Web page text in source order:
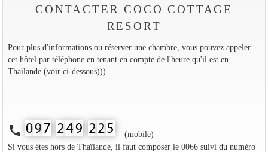
CONTACTER COCO COTTAGE
RESORT
Pour plus d'informations ou réserver une chambre, vous pouvez appeler
cet hôtel par téléphone en tenant en compte de l'heure qu'il est en
Thaïlande (voir ci-dessous)))
call
(mobile)
Si vous êtes hors de Thaïlande, il faut composer le 0066 suivi du numéro